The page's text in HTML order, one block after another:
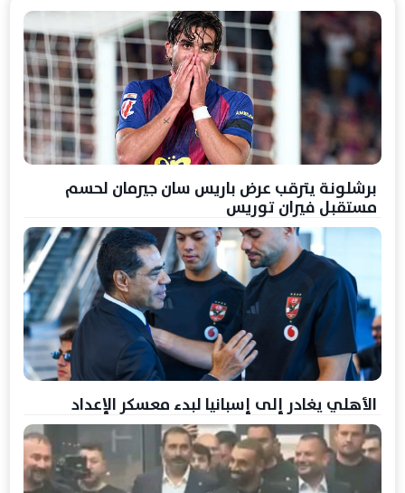
برشلونة يترقب عرض باريس سان جيرمان لحسم
مستقبل فيران توريس
الأهلي يغادر إلى إسبانيا لبدء معسكر الإعداد